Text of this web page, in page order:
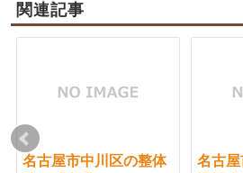
関連記事
名古屋市中川区の整体
名古